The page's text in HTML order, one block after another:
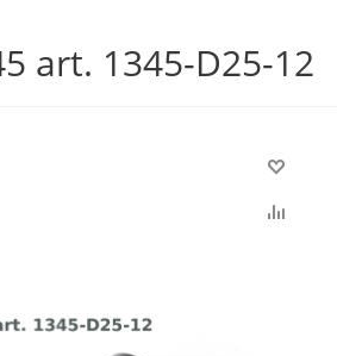
art. 1345-D25-12